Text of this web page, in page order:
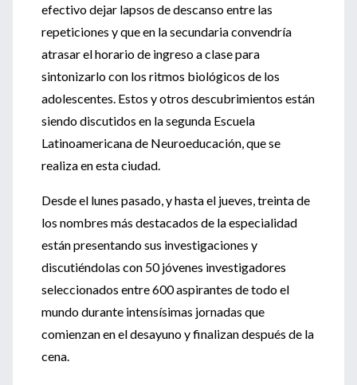
efectivo dejar lapsos de descanso entre las
repeticiones y que en la secundaria convendría
atrasar el horario de ingreso a clase para
sintonizarlo con los ritmos biológicos de los
adolescentes. Estos y otros descubrimientos están
siendo discutidos en la segunda Escuela
Latinoamericana de Neuroeducación, que se
realiza en esta ciudad.
Desde el lunes pasado, y hasta el jueves, treinta de
los nombres más destacados de la especialidad
están presentando sus investigaciones y
discutiéndolas con 50 jóvenes investigadores
seleccionados entre 600 aspirantes de todo el
mundo durante intensísimas jornadas que
comienzan en el desayuno y finalizan después de la
cena.